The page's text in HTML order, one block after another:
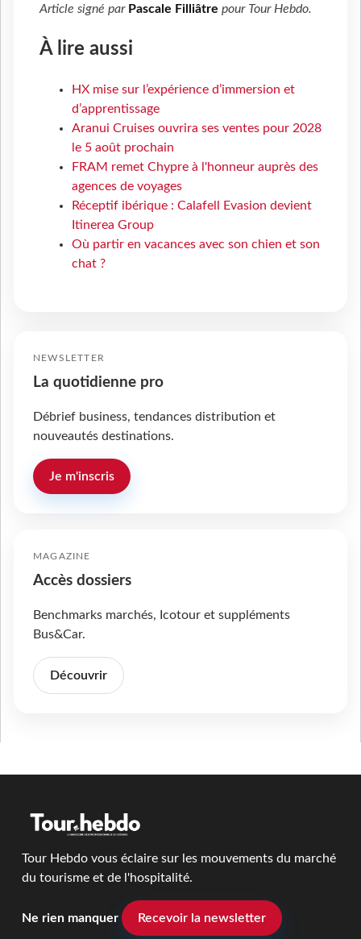
Article signé par Pascale Filliâtre pour Tour Hebdo.
À lire aussi
HX mise sur l’expérience d’immersion et
d’apprentissage
Aranui Cruises ouvrira ses ventes pour 2028
le 5 août prochain
FRAM remet Chypre à l'honneur auprès des
agences de voyages
Réceptif ibérique : Calafell Evasion devient
Itinerea Group
Où partir en vacances avec son chien et son
chat ?
NEWSLETTER
La quotidienne pro
Débrief business, tendances distribution et
nouveautés destinations.
Je m'inscris
MAGAZINE
Accès dossiers
Benchmarks marchés, Icotour et suppléments
Bus&Car.
Découvrir
Tour Hebdo vous éclaire sur les mouvements du marché
du tourisme et de l'hospitalité.
Ne rien manquer Recevoir la newsletter